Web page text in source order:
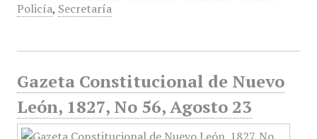
Policía, Secretaría
Gazeta Constitucional de Nuevo
León, 1827, No 56, Agosto 23